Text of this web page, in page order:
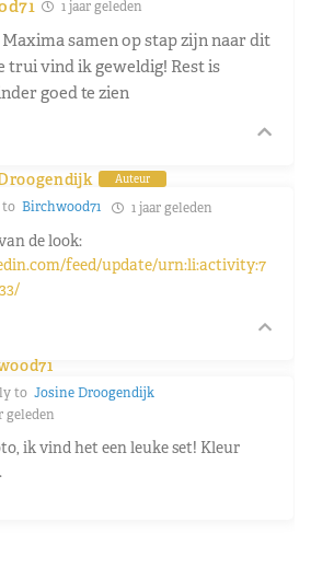
1 jaar geleden
samen op stap zijn naar dit
trui vind ik geweldig! Rest is
goed te zien
Auteur
to Birchwood71 1 jaar geleden
de look:
feed/update/urn:li:activity:7
to Josine Droogendijk
geleden
ik vind het een leuke set! Kleur